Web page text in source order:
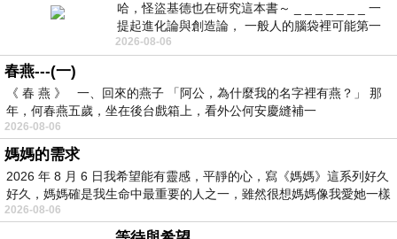
哈，怪盜基德也在研究這本書～ _ _ _ _ _ _ _ 一
提起進化論與創造論， 一般人的腦袋裡可能第一
時間就有「 進化論很科
2026-08-06
春燕---(一)
《 春 燕 》 一、回來的燕子 「阿公，為什麼我的名字裡有燕？」 那
年，何春燕五歲，坐在後台戲箱上，看外公何安慶縫補一
2026-08-06
媽媽的需求
2026 年 8 月 6 日我希望能有靈感，平靜的心，寫《媽媽》這系列好久
好久，媽媽確是我生命中最重要的人之一，雖然很想媽媽像我愛她一樣
2026-08-06